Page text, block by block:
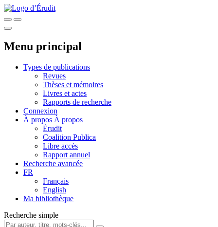
Menu principal
Types de publications
Revues
Thèses et mémoires
Livres et actes
Rapports de recherche
Connexion
À propos À propos
Érudit
Coalition Publica
Libre accès
Rapport annuel
Recherche avancée
FR
Français
English
Ma bibliothèque
Recherche simple